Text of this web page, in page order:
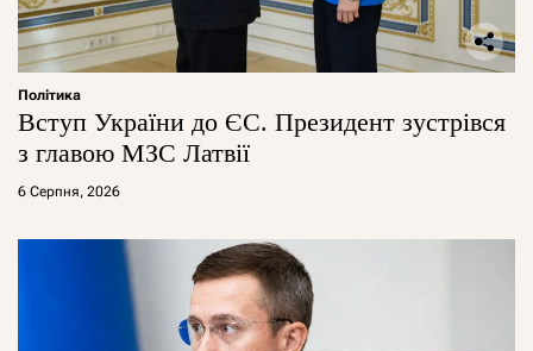
Політика
Вступ України до ЄС. Президент зустрівся
з главою МЗС Латвії
6 Серпня, 2026